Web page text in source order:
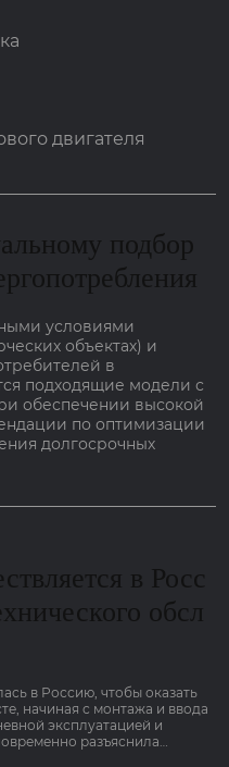
двигателя
подбор
условиями
объектах) и
в
подходящие модели с
обеспечении высокой
по оптимизации
долгосрочных
в Росс
обсл
в Россию, чтобы оказать
начиная с монтажа и ввода
эксплуатацией и
разъяснила